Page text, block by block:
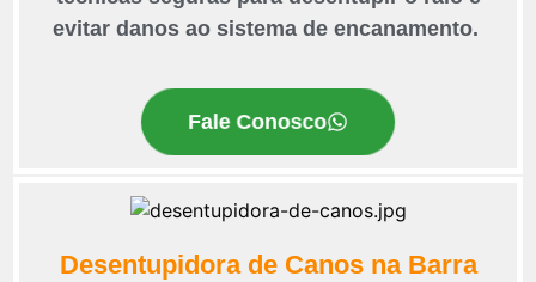
evitar danos ao sistema de encanamento.
Fale Conosco
Desentupidora de Canos na Barra